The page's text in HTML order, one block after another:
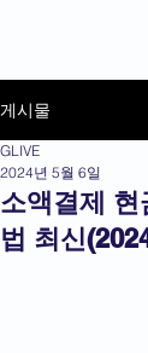
게시물
소액결제
법 최신
GLIVE
2024년 5월 6일